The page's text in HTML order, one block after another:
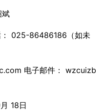
斌
025-86486186（如未
电子邮件： wzcuizb
18日